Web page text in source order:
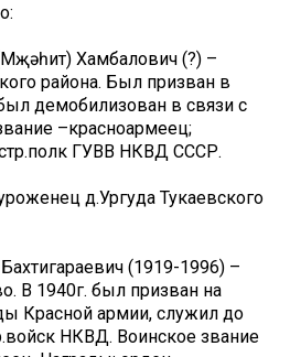
Хамбалович (?) –
района. Был призван в
демобилизован в связи с
–красноармеец;
ГУВВ НКВД СССР.
д.Ургуда Тукаевского
(1919-1996) –
В 1940г. был призван на
Красной армии, служил до
НКВД. Воинское звание